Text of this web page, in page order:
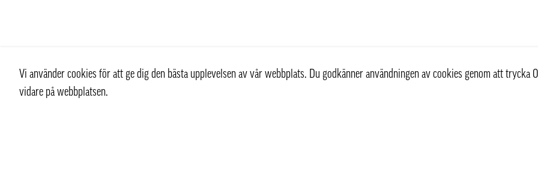
Vi använder cookies för att ge dig den bästa upplevelsen av vår webbplats. Du godkänner användningen av cookies genom att trycka
vidare på webbplatsen.